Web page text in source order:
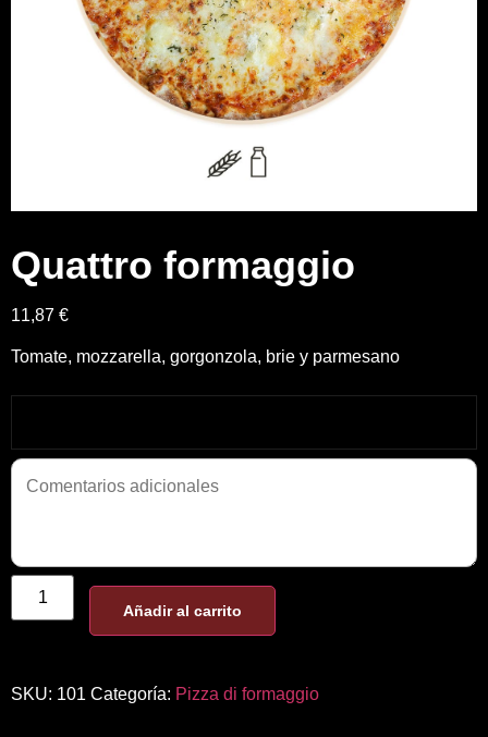
Quattro formaggio
11,87 €
Tomate, mozzarella, gorgonzola, brie y parmesano
Añadir al carrito
SKU: 101 Categoría: Pizza di formaggio